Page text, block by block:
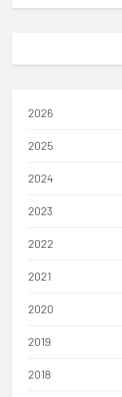
2026
2025
2024
2023
2022
2021
2020
2019
2018